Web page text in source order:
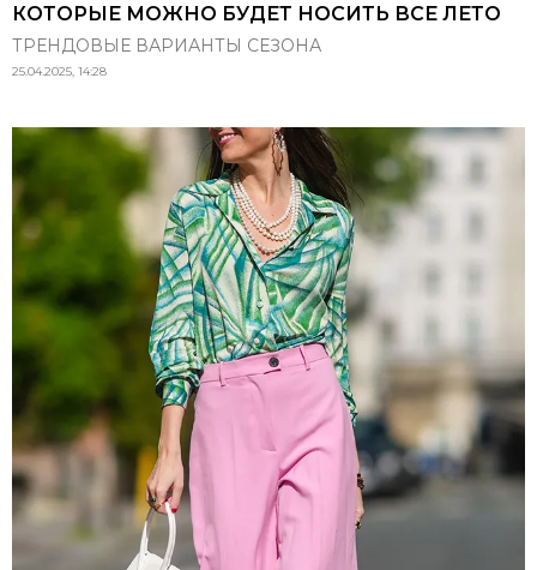
КОТОРЫЕ МОЖНО БУДЕТ НОСИТЬ ВСЕ ЛЕТО
ТРЕНДОВЫЕ ВАРИАНТЫ СЕЗОНА
25.04.2025, 14:28